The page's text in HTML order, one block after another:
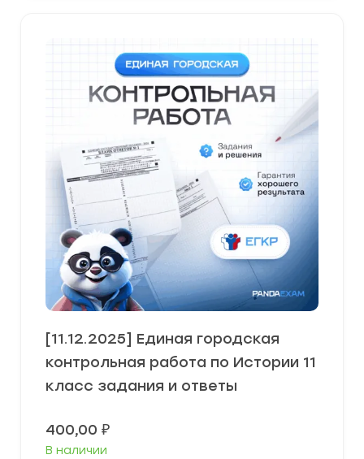
[11.12.2025] Единая городская
контрольная работа по Истории 11
класс задания и ответы
400,00 ₽
В наличии